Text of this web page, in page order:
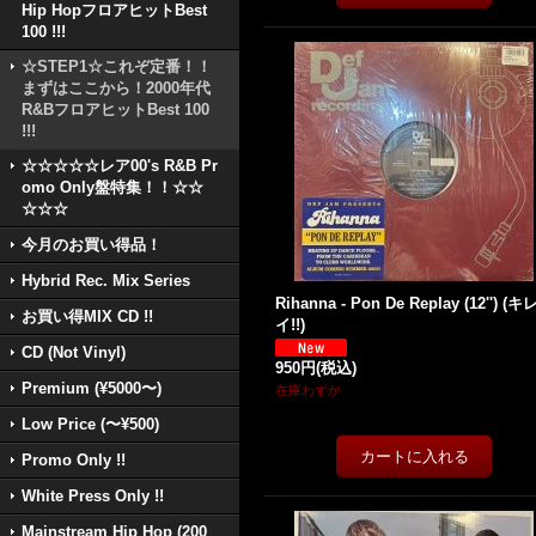
Hip HopフロアヒットBest
100 !!!
☆STEP1☆これぞ定番！！
まずはここから！2000年代
R&BフロアヒットBest 100
!!!
☆☆☆☆☆レア00's R&B Pr
omo Only盤特集！！☆☆
☆☆☆
今月のお買い得品！
Hybrid Rec. Mix Series
お買い得MIX CD !!
CD (Not Vinyl)
Premium (¥5000〜)
Low Price (〜¥500)
Promo Only !!
White Press Only !!
Mainstream Hip Hop (200
Rihanna - Pon De Replay (12'') (キ
イ!!)
950円(税込)
在庫わずか